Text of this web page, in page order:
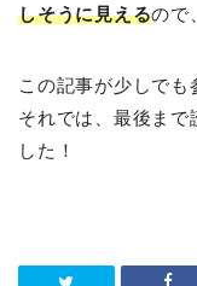
しそうに見えるので
この記事が少しでも
それでは、最後まで
した！